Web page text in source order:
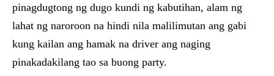
pinagdugtong ng dugo kundi ng kabutihan, alam ng
lahat ng naroroon na hindi nila malilimutan ang gabi
kung kailan ang hamak na driver ang naging
pinakadakilang tao sa buong party.